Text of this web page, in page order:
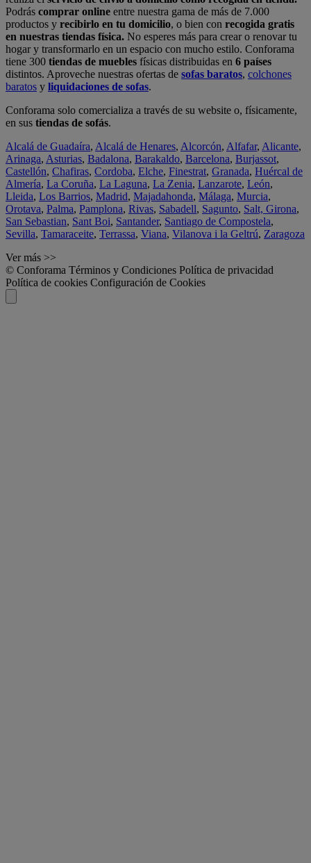
Podrás comprar online entre nuestra gama de más de 7.000
productos y recibirlo en tu domicilio, o bien con recogida gratis
en nuestras tiendas física. No esperes más para crear o renovar tu
hogar y transformarlo en un espacio con mucho estilo. Conforama
tiene 300 tiendas de muebles físicas distribuidas en 6 países
distintos. Aproveche nuestras ofertas de sofas baratos, colchones
baratos y liquidaciones de sofas.
Conforama solo comercializa a través de su website o, físicamente,
en sus tiendas de sofás.
Alcalá de Guadaíra, Alcalá de Henares, Alcorcón, Alfafar, Alicante,
Arinaga, Asturias, Badalona, Barakaldo, Barcelona, Burjassot,
Castellón, Chafiras, Cordoba, Elche, Finestrat, Granada, Huércal de
Almería, La Coruña, La Laguna, La Zenia, Lanzarote, León,
Lleida, Los Barrios, Madrid, Majadahonda, Málaga, Murcia,
Orotava, Palma, Pamplona, Rivas, Sabadell, Sagunto, Salt, Girona,
San Sebastian, Sant Boi, Santander, Santiago de Compostela,
Sevilla, Tamaraceite, Terrassa, Viana, Vilanova i la Geltrú, Zaragoza
Ver más >>
© Conforama Términos y Condiciones Política de privacidad
Política de cookies Configuración de Cookies